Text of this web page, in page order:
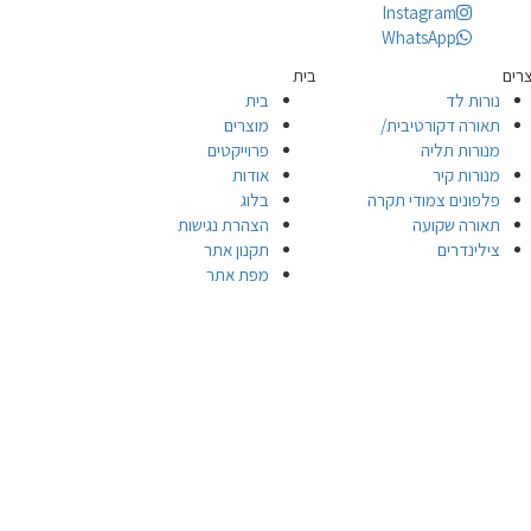
Instagram
WhatsApp
בית
בית
מוצרים
פרוייקטים
אודות
בלוג
הצהרת נגישות
תקנון אתר
מפת אתר
נורות לד
תאורה דקורטיבית/
מנורות תליה
מנורות קיר
פלפונים צמודי תקרה
תאורה שקועה
צילינדרים